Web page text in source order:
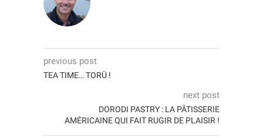
previous post
TEA TIME… TORÜ !
next post
DORODI PASTRY : LA PÂTISSERIE
AMÉRICAINE QUI FAIT RUGIR DE PLAISIR !